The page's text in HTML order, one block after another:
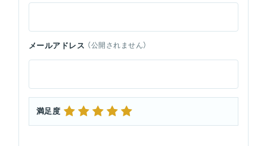
メールアドレス （公開されません）
満足度